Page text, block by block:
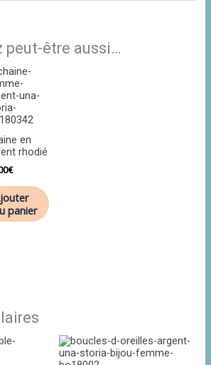
peut-être aussi…
en
rhodié
€
panier